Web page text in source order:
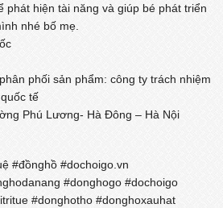
phát hiện tài năng và giúp bé phát triển
nhé bố mẹ.
phối sản phẩm: công ty trách nhiệm
tế
Phú Lương- Hà Đông – Hà Nội
#đồnghồ #dochoigo.vn
#donghogo #dochoigo
#donghotho #donghoxauhat